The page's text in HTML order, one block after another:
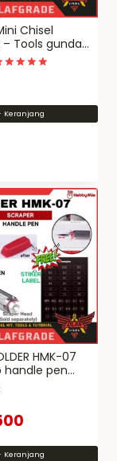
Chisel
– Tools gundam
nub mark
Keranjang
HMK-07
handle pen
scriber
Keranjang